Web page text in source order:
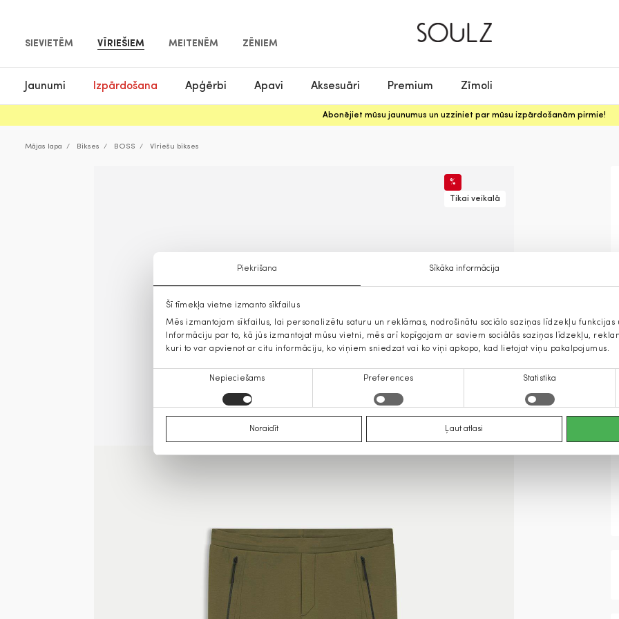
Piekrišana Sīkāka informācija
Šī tīmekļa vietne izmanto sīkfailus
Mēs izmantojam sīkfailus, lai personalizētu saturu un reklāmas, nodrošinātu sociālo saziņas līdzekļu funkcijas
Informāciju par to, kā jūs izmantojat mūsu vietni, mēs arī kopīgojam ar saviem sociālās saziņas līdzekļu,
kuri to var apvienot ar citu informāciju, ko viņiem sniedzat vai ko viņi apkopo, kad lietojat viņu pakalpojumus.
Nepieciešams Preferences Statistika
Noraidīt Ļaut atlasi
SIEVIETĒM VĪRIEŠIEM MEITENĒM ZĒNIEM
Jaunumi Izpārdošana Apģērbi Apavi Aksesuāri Premium Zīmoli
Abonējiet mūsu jaunumus un uzziniet par mūsu izpārdošanām pirmie!
Mājas lapa Bikses BOSS Vīriešu bikses
%
Tikai veikalā